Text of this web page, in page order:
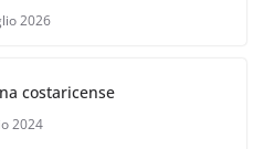
2026
costaricense
2024